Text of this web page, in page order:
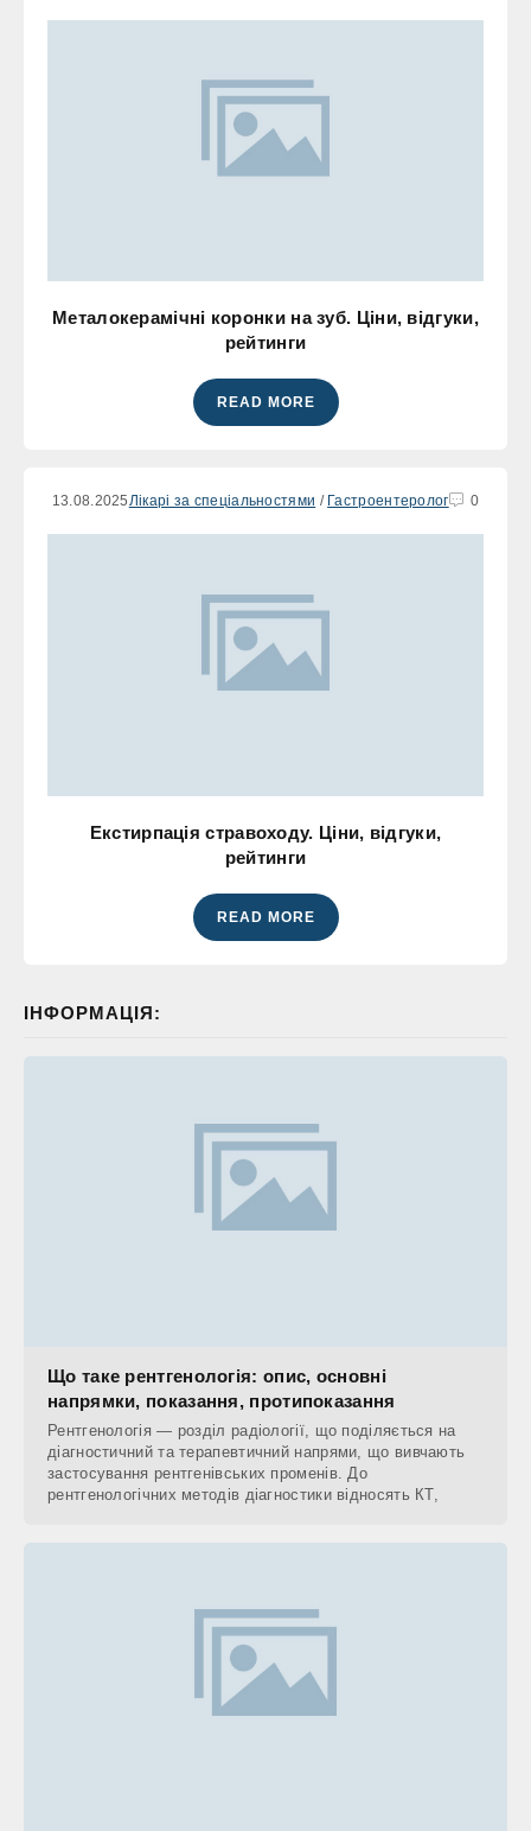
Металокерамічні коронки на зуб. Ціни, відгуки,
рейтинги
READ MORE
13.08.2025Лікарі за спеціальностями / Гастроентеролог 0
Екстирпація стравоходу. Ціни, відгуки,
рейтинги
READ MORE
ІНФОРМАЦІЯ:
Що таке рентгенологія: опис, основні
напрямки, показання, протипоказання
Рентгенологія — розділ радіології, що поділяється на
діагностичний та терапевтичний напрями, що вивчають
застосування рентгенівських променів. До
рентгенологічних методів діагностики відносять КТ,